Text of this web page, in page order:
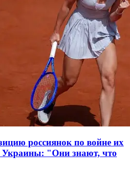
россиянок по войне их
Украины: "Они знают, что